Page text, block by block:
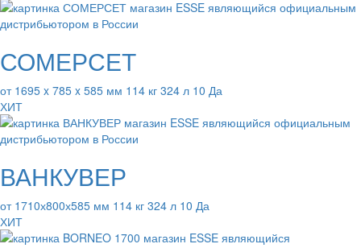
СОМЕРСЕТ
от 1695 x 785 x 585 мм 114 кг 324 л 10 Да
ХИТ
ВАНКУВЕР
от 1710х800х585 мм 114 кг 324 л 10 Да
ХИТ